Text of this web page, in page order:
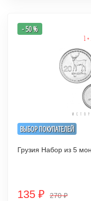
ВЫБОР ПОКУПАТЕЛЕЙ
- 50 %
135 ₽ 270₽